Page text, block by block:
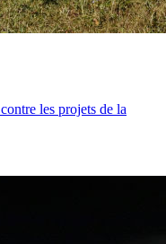
les projets de la